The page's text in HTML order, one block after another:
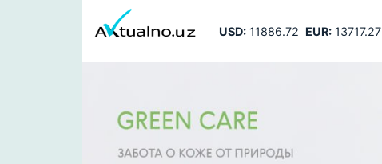
USD:11886.72 EUR:13717.27